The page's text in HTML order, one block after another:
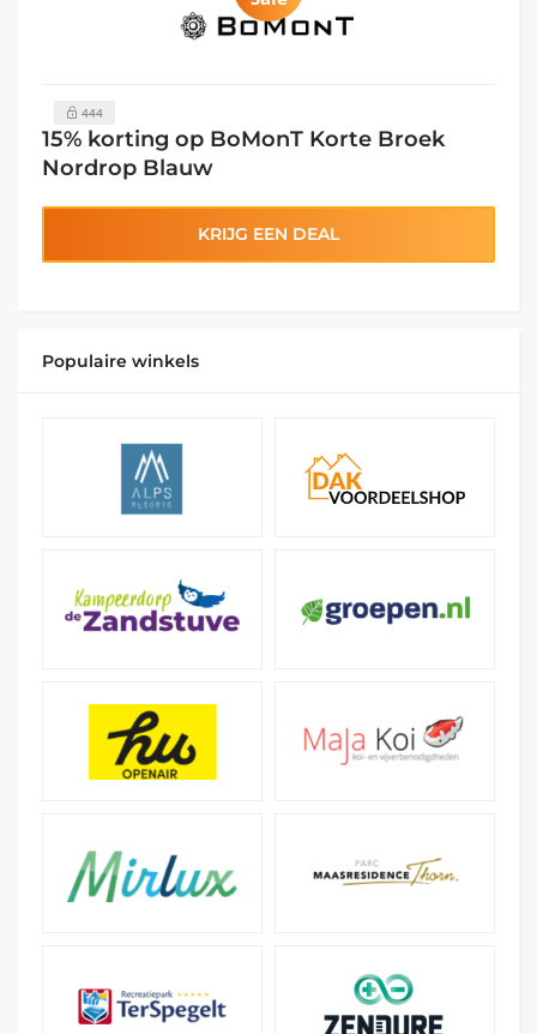
444
15% korting op BoMonT Korte Broek
Nordrop Blauw
KRIJG EEN DEAL
Populaire winkels